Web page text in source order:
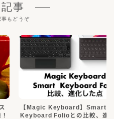
事
事もどうぞ
【Magic Keyboard】Smart
Keyboard Folioとの比較、進化した